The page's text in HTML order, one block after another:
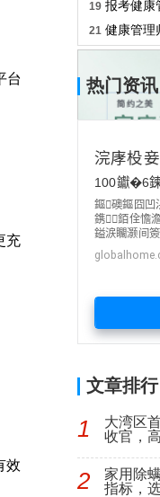
台
充
效
热门资讯
文章排行
1
大湾区
收官，
2
家用除
指标，